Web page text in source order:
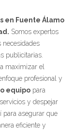
en Fuente Álamo
Somos expertos
necesidades
publicitarias.
maximizar el
profesional y
equipo para
y despejar
para asegurar que
eficiente y